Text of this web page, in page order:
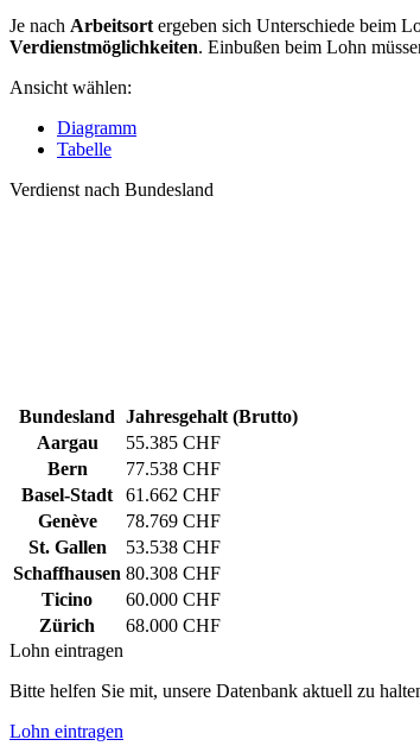
Je nach Arbeitsort ergeben sich Unterschiede beim
Verdienstmöglichkeiten. Einbußen beim Lohn
Ansicht wählen:
Diagramm
Tabelle
Verdienst nach Bundesland
Bundesland Jahresgehalt (Brutto)
Aargau
55.385 CHF
Bern
77.538 CHF
Basel-Stadt
61.662 CHF
Genève
78.769 CHF
St. Gallen
53.538 CHF
Schaffhausen 80.308 CHF
Ticino
60.000 CHF
Zürich
68.000 CHF
Lohn eintragen
Bitte helfen Sie mit, unsere Datenbank aktuell zu
Lohn eintragen